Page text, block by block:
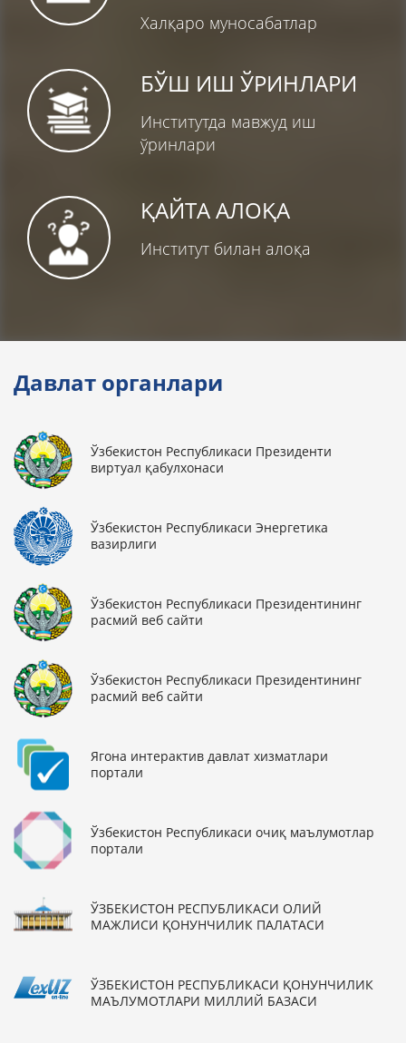
Халқаро муносабатлар
БЎШ ИШ ЎРИНЛАРИ
Институтда мавжуд иш
ўринлари
ҚАЙТА АЛОҚА
Институт билан алоқа
Давлат органлари
Ўзбекистон Республикаси Президенти
виртуал қабулхонаси
Ўзбекистон Республикаси Энергетика
вазирлиги
Ўзбекистон Республикаси Президентининг
расмий веб сайти
Ўзбекистон Республикаси Президентининг
расмий веб сайти
Ягона интерактив давлат хизматлари
портали
Ўзбекистон Республикаси очиқ маълумотлар
портали
ЎЗБЕКИСТОН РЕСПУБЛИКАСИ ОЛИЙ
МАЖЛИСИ ҚОНУНЧИЛИК ПАЛАТАСИ
ЎЗБЕКИСТОН РЕСПУБЛИКАСИ ҚОНУНЧИЛИК
МАЪЛУМОТЛАРИ МИЛЛИЙ БАЗАСИ